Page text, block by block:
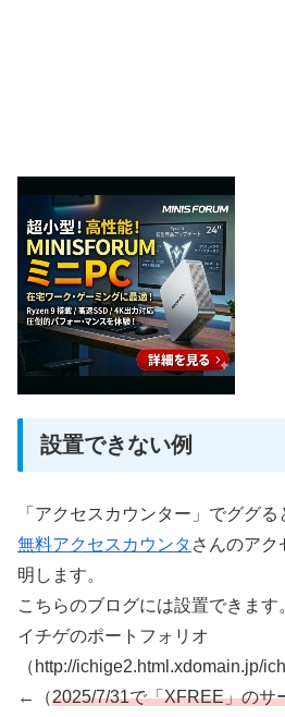
設置できない例
「アクセスカウンター」でググ
無料アクセスカウンタ さんのアク
明します。
こちらのブログには設置できます
イチゲのポートフォリオ
（http://ichige2.html.xdomain.jp/
←（2025/7/31で「XFREE」のサ